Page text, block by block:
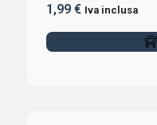
1,99 € Iva inclusa